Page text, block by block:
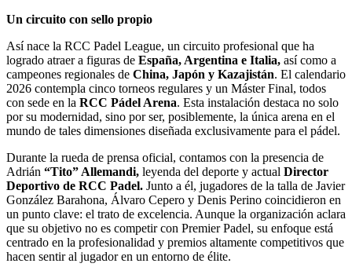
Un circuito con sello propio
Así nace la RCC Padel League, un circuito profesional que ha
logrado atraer a figuras de España, Argentina e Italia, así como a
campeones regionales de China, Japón y Kazajistán. El calendario
2026 contempla cinco torneos regulares y un Máster Final, todos
con sede en la RCC Pádel Arena. Esta instalación destaca no solo
por su modernidad, sino por ser, posiblemente, la única arena en el
mundo de tales dimensiones diseñada exclusivamente para el pádel.
Durante la rueda de prensa oficial, contamos con la presencia de
Adrián “Tito” Allemandi, leyenda del deporte y actual Director
Deportivo de RCC Padel. Junto a él, jugadores de la talla de Javier
González Barahona, Álvaro Cepero y Denis Perino coincidieron en
un punto clave: el trato de excelencia. Aunque la organización aclara
que su objetivo no es competir con Premier Padel, su enfoque está
centrado en la profesionalidad y premios altamente competitivos que
hacen sentir al jugador en un entorno de élite.